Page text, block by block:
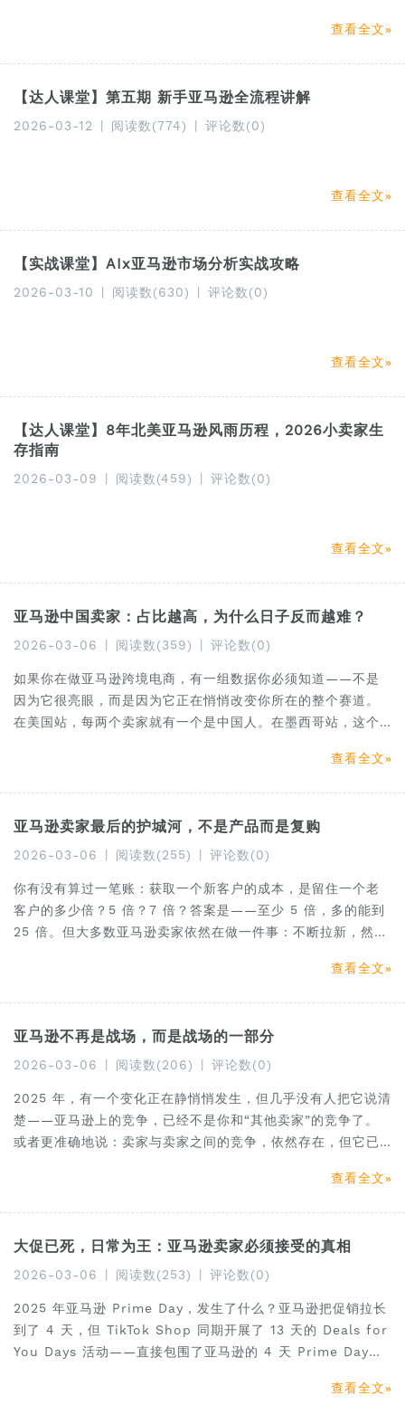
查看全文
【达人课堂】第五期 新手亚马逊全流程讲解
2026-03-12 阅读数(774) 评论数(0)
查看全文
【实战课堂】AIx亚马逊市场分析实战攻略
2026-03-10 阅读数(630) 评论数(0)
查看全文
【达人课堂】8年北美亚马逊风雨历程，2026小卖家生
存指南
2026-03-09 阅读数(459) 评论数(0)
查看全文
亚马逊中国卖家：占比越高，为什么日子反而越难？
2026-03-06 阅读数(359) 评论数(0)
如果你在做亚马逊跨境电商，有一组数据你必须知道——不是
因为它很亮眼，而是因为它正在悄悄改变你所在的整个赛道。
在美国站，每两个卖家就有一个是中国人。在墨西哥站，这个
查看全文
亚马逊卖家最后的护城河，不是产品而是复购
2026-03-06 阅读数(255) 评论数(0)
你有没有算过一笔账：获取一个新客户的成本，是留住一个老
客户的多少倍？5 倍？7 倍？答案是——至少 5 倍，多的能到
25 倍。但大多数亚马逊卖家依然在做一件事：不断拉新，然后
查看全文
亚马逊不再是战场，而是战场的一部分
2026-03-06 阅读数(206) 评论数(0)
2025 年，有一个变化正在静悄悄发生，但几乎没有人把它说清
楚——亚马逊上的竞争，已经不是你和“其他卖家”的竞争了。
或者更准确地说：卖家与卖家之间的竞争，依然存在，但它已
查看全文
大促已死，日常为王：亚马逊卖家必须接受的真相
2026-03-06 阅读数(253) 评论数(0)
2025 年亚马逊 Prime Day，发生了什么？亚马逊把促销拉长
到了 4 天，但 TikTok Shop 同期开展了 13 天的 Deals for
You Days 活动——直接包围了亚马逊的 4 天 Prime Day。
查看全文